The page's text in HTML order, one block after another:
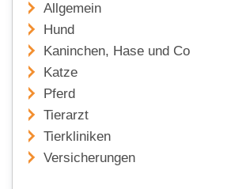
Allgemein
Hund
Kaninchen, Hase und Co
Katze
Pferd
Tierarzt
Tierkliniken
Versicherungen